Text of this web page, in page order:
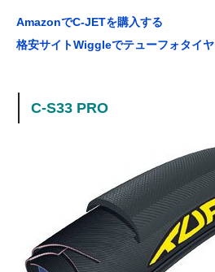
AmazonでC-JETを購入する
格安サイトWiggleでテューフォタイ
C-S33 PRO